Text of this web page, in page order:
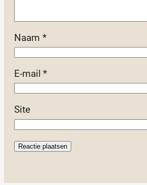
Naam *
E-mail*
Site